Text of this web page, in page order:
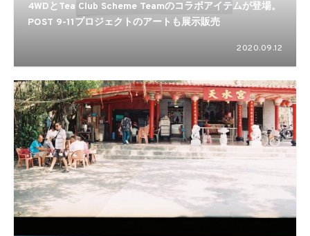
4WDとTea Club Scheme Teamのコラボアイテムが登場。
POST 9-11プロジェクトのアートも展示販売
2020.09.12